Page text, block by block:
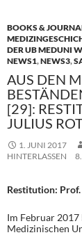
BOOKS &
DER UB MEDUNI
NEWS1,NEWS3,
AUS DEN
[29]:
JULIUS
1. JUNI 2017
HINTERLASSEN
Restitution:
Im Februar
Medizinischen